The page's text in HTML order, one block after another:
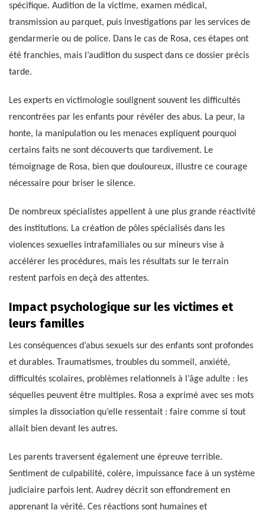
spécifique. Audition de la victime, examen médical,
transmission au parquet, puis investigations par les services de
gendarmerie ou de police. Dans le cas de Rosa, ces étapes ont
été franchies, mais l’audition du suspect dans ce dossier précis
tarde.
Les experts en victimologie soulignent souvent les difficultés
rencontrées par les enfants pour révéler des abus. La peur, la
honte, la manipulation ou les menaces expliquent pourquoi
certains faits ne sont découverts que tardivement. Le
témoignage de Rosa, bien que douloureux, illustre ce courage
nécessaire pour briser le silence.
De nombreux spécialistes appellent à une plus grande réactivité
des institutions. La création de pôles spécialisés dans les
violences sexuelles intrafamiliales ou sur mineurs vise à
accélérer les procédures, mais les résultats sur le terrain
restent parfois en deçà des attentes.
Impact psychologique sur les victimes et
leurs familles
Les conséquences d’abus sexuels sur des enfants sont profondes
et durables. Traumatismes, troubles du sommeil, anxiété,
difficultés scolaires, problèmes relationnels à l’âge adulte : les
séquelles peuvent être multiples. Rosa a exprimé avec ses mots
simples la dissociation qu’elle ressentait : faire comme si tout
allait bien devant les autres.
Les parents traversent également une épreuve terrible.
Sentiment de culpabilité, colère, impuissance face à un système
judiciaire parfois lent. Audrey décrit son effondrement en
apprenant la vérité. Ces réactions sont humaines et